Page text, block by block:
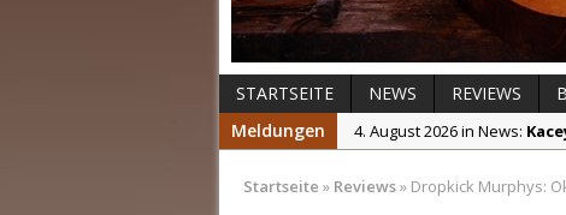
STARTSEITE NEWS REVIEWS
Meldungen
4. August 2026 in News:
4. August 2026 in News: Son
Startseite » Reviews» Dropkick Murphys: